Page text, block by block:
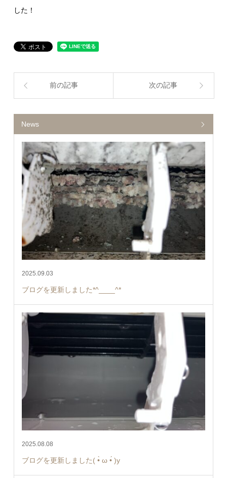
した！
前の記事 次の記事
News
2025.09.03
ブログを更新しました*^____^*
2025.08.08
ブログを更新しました( •̀ ω •́ )y